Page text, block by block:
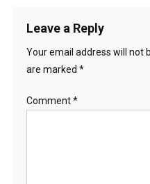
Leave a Reply
Your email address will not
are marked *
Comment*